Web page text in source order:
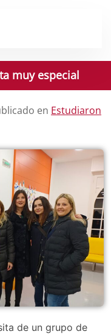
muy especial
en Estudiaron
de un grupo de